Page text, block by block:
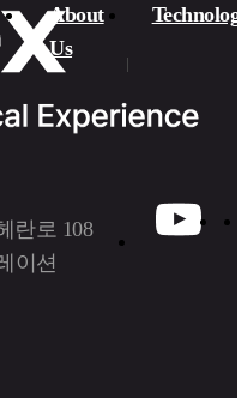
About
Us​
란로 108
이션